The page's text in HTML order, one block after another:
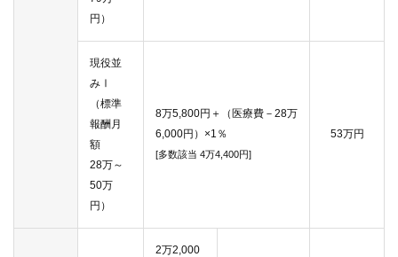
円）
現役並
みⅠ
（標準
報酬月
額
28万～
50万
円）
8万5,800円＋（医療費－28万
6,000円）×1％
[多数該当 4万4,400円]
53万円
2万2,000